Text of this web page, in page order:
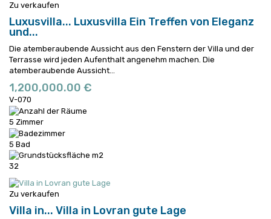
Zu verkaufen
Luxusvilla... Luxusvilla Ein Treffen von Eleganz
und...
Die atemberaubende Aussicht aus den Fenstern der Villa und der
Terrasse wird jeden Aufenthalt angenehm machen. Die
atemberaubende Aussicht...
1,200,000.00 €
V-070
5 Zimmer
5 Bad
32
Zu verkaufen
Villa in... Villa in Lovran gute Lage